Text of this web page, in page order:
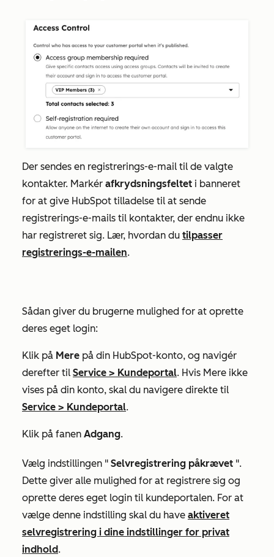
Der sendes en registrerings-e-mail til de valgte
kontakter. Markér afkrydsningsfeltet i banneret
for at give HubSpot tilladelse til at sende
registrerings-e-mails til kontakter, der endnu ikke
har registreret sig. Lær, hvordan du tilpasser
registrerings-e-mailen.
Sådan giver du brugerne mulighed for at oprette
deres eget login:
Klik på Mere på din HubSpot-konto, og navigér
derefter til Service > Kundeportal. Hvis Mere ikke
vises på din konto, skal du navigere direkte til
Service > Kundeportal.
Klik på fanen Adgang.
Vælg indstillingen " Selvregistrering påkrævet ".
Dette giver alle mulighed for at registrere sig og
oprette deres eget login til kundeportalen. For at
vælge denne indstilling skal du have aktiveret
selvregistrering i dine indstillinger for privat
indhold.